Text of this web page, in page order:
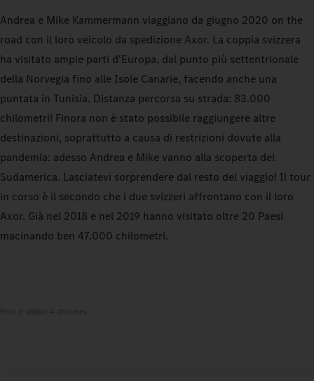
Andrea e Mike Kammermann viaggiano da giugno 2020 on the
road con il loro veicolo da spedizione Axor. La coppia svizzera
ha visitato ampie parti d'Europa, dal punto più settentrionale
della Norvegia fino alle Isole Canarie, facendo anche una
puntata in Tunisia. Distanza percorsa su strada: 83.000
chilometri! Finora non è stato possibile raggiungere altre
destinazioni, soprattutto a causa di restrizioni dovute alla
pandemia: adesso Andrea e Mike vanno alla scoperta del
Sudamerica. Lasciatevi sorprendere dal resto del viaggio! Il tour
in corso è il secondo che i due svizzeri affrontano con il loro
Axor. Già nel 2018 e nel 2019 hanno visitato oltre 20 Paesi
macinando ben 47.000 chilometri.